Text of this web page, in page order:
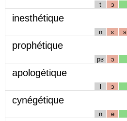
t ɔ
inesthétique
n ɛ s
prophétique
pʁ ɔ
apologétique
l ɔ
cynégétique
n e